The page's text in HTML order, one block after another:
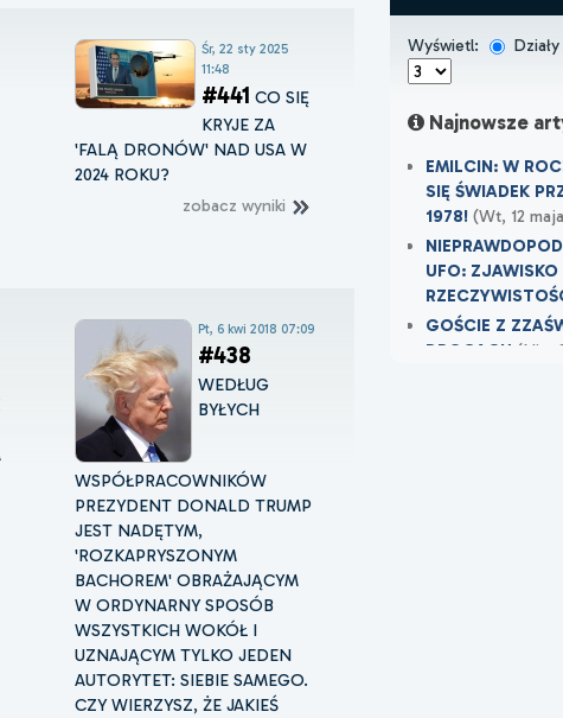
Śr, 22 sty 2025
11:48
#441 CO SIĘ
KRYJE ZA
'FALĄ DRONÓW' NAD USA W
2024 ROKU?
zobacz wyniki
Pt, 6 kwi 2018 07:09
#438
WEDŁUG
BYŁYCH
WSPÓŁPRACOWNIKÓW
PREZYDENT DONALD TRUMP
JEST NADĘTYM,
'ROZKAPRYSZONYM
BACHOREM' OBRAŻAJĄCYM
W ORDYNARNY SPOSÓB
WSZYSTKICH WOKÓŁ I
UZNAJĄCYM TYLKO JEDEN
AUTORYTET: SIEBIE SAMEGO.
CZY WIERZYSZ, ŻE JAKIEŚ
Wyświetl: Działy
Najnowsze
EMILCIN: W
SIĘ ŚWIADEK
1978!(Wt, 12
UFO:
GOŚCIE Z
DROGACH (Nie,